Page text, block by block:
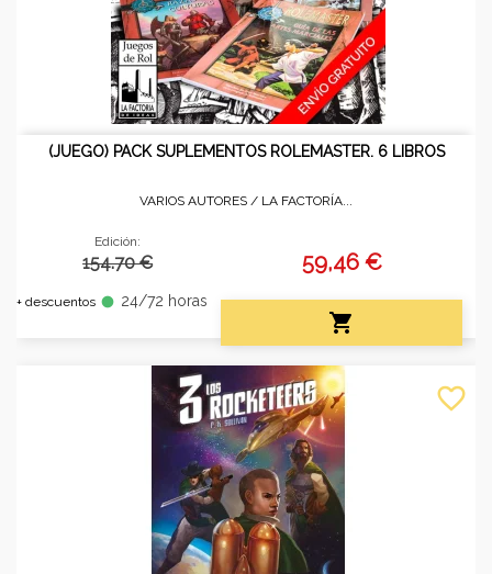
(JUEGO) PACK SUPLEMENTOS ROLEMASTER. 6 LIBROS
VARIOS AUTORES / LA FACTORÍA...
Edición:
154.70 €
+ descuentos fiber_manual_record 24/72 horas
59,46 €

favorite_border